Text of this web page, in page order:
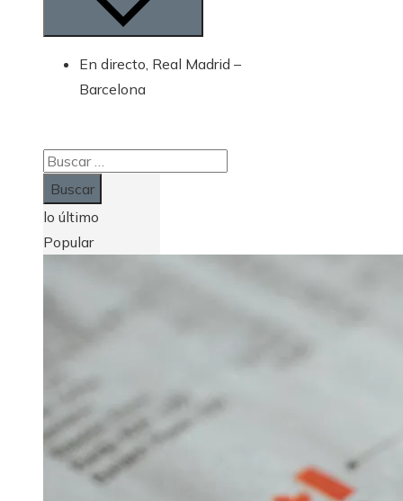
En directo, Real Madrid –
Barcelona
Buscar:
lo último
Popular